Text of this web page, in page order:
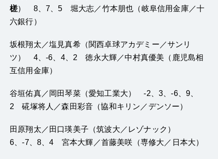
槎） 8、7、5 堀大志／竹本朋也（岐阜信用金庫／十
六銀行）
坂根翔太／塩見真希（関西卓球アカデミー／サンリ
ツ） 4、-6、4、2 徳永大輝／中村真優美（鹿児島相
互信用金庫）
谷垣佑真／岡田琴菜（愛知工業大） -2、3、-6、9、
2 硴塚将人／森田彩音（協和キリン／デンソー）
田原翔太／田口瑛美子（筑波大／レゾナック）
6、-7、8、4 宮本大輝／首藤美咲（専修大／日本大）